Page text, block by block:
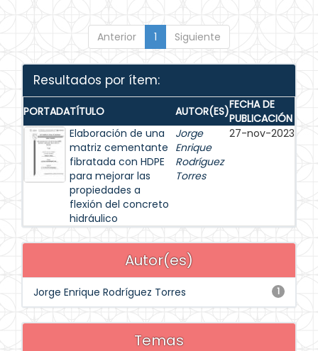
Anterior 1 Siguiente
Resultados por ítem:
PORTADATÍTULO AUTOR(ES)FECHA DE
PUBLICACIÓN
Elaboración de una
matriz cementante
fibratada con HDPE
para mejorar las
propiedades a
flexión del concreto
hidráulico
Jorge
Enrique
Rodríguez
Torres
27-nov-2023
Autor(es)
1
Jorge Enrique Rodríguez Torres
Temas